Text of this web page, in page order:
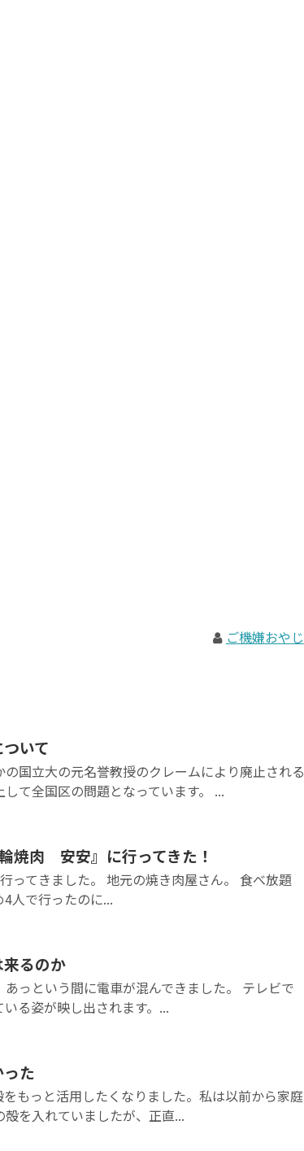
ご機嫌おやじ
いて
国立大の元名誉教授のクレームにより廃止される
て全国区の問題となっています。 ...
焼肉 安安』に行ってきた！
ってきました。 地元の焼き肉屋さん。 食べ放題
人で行ったのに...
るのか
っという間に電車が混んできました。 テレビで
る姿が映し出されます。...
た
もっと活用したくなりました。私は以前から家庭
を入れていましたが、正直...